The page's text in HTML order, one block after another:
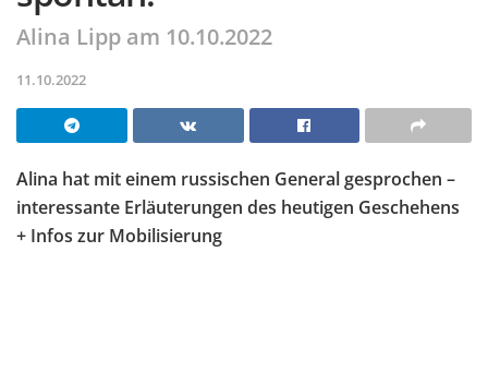
Alina Lipp am 10.10.2022
11.10.2022
Alina hat mit einem russischen General gesprochen –
interessante Erläuterungen des heutigen Geschehens
+ Infos zur Mobilisierung